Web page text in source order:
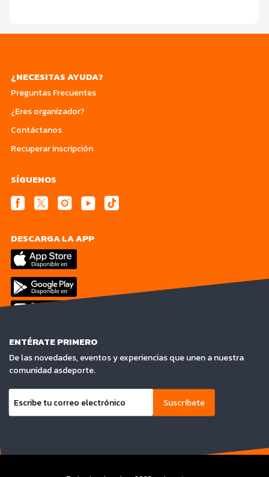
¿NECESITAS AYUDA?
Preguntas Frecuentes
¿Eres organizador?
Contáctanos
Recuperar inscripción
SÍGUENOS
DESCARGA LA APP
ENTÉRATE PRIMERO
De las novedades, eventos y experiencias que unen a nuestra
comunidad asdeporte.
Suscríbete